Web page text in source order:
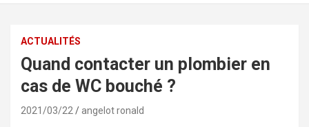
ACTUALITÉS
Quand contacter un plombier en
cas de WC bouché ?
2021/03/22 angelot ronald